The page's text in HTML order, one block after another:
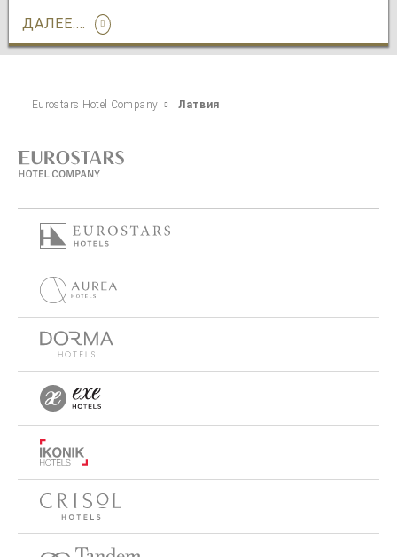
молдингами и большими окнами напоминает о величии
прошлых времен, а интерьер, теплый и утонченный, отдает
Каждый уголок отеля рассказывает
чтобы насладиться лучшими блюдами.
ДАЛЕЕ....
Eurostars Hotel Company Латвия